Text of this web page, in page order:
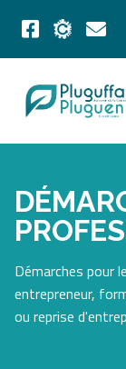
Démarches pour
entrepreneur,
ou reprise